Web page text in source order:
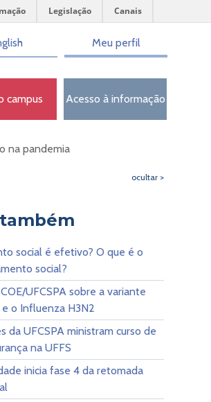
Legislação Canais
Meu perfil
campus Acesso à informação
na pandemia
ocultar >
social é efetivo? O que é o
social?
UFCSPA sobre a variante
o Influenza H3N2
da UFCSPA ministram curso de
na UFFS
inicia fase 4 da retomada